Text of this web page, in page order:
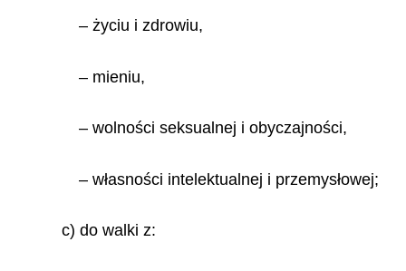
– życiu i zdrowiu,
– mieniu,
– wolności seksualnej i obyczajności,
– własności intelektualnej i przemysłowej;
c) do walki z: